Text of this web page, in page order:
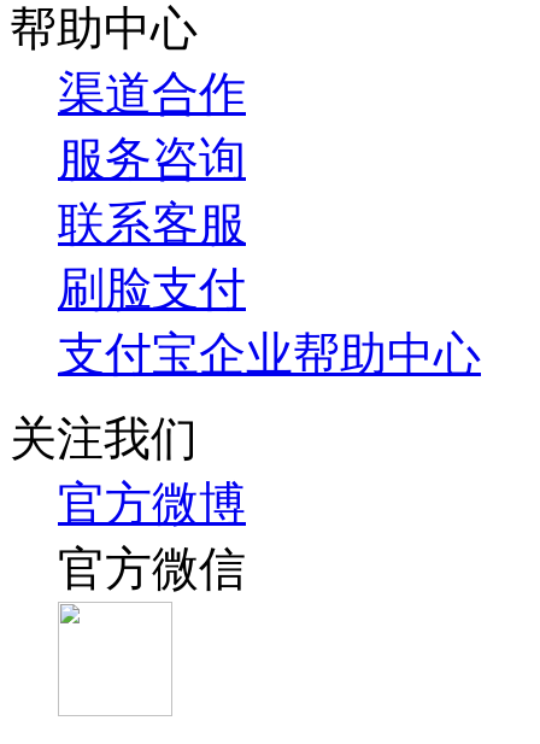
帮助中心
渠道合作
服务咨询
联系客服
刷脸支付
支付宝企业帮助中心
关注我们
官方微博
官方微信